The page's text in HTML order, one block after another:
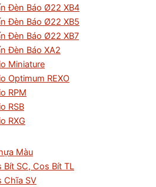
Đèn Báo Ø22 XB4
Đèn Báo Ø22 XB5
Đèn Báo Ø22 XB7
Đèn Báo XA2
Miniature
Optimum REXO
RPM
RSB
RXG
Màu
Bít SC, Cos Bít TL
Chĩa SV